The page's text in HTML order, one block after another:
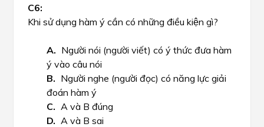
Khi sử dụng hàm ý cần có những điều kiện gì?
Người nói (người viết) có ý thức đưa hàm
ý vào câu nói
Người nghe (người đọc) có năng lực giải
đoán hàm ý
A và B đúng
A và B sai